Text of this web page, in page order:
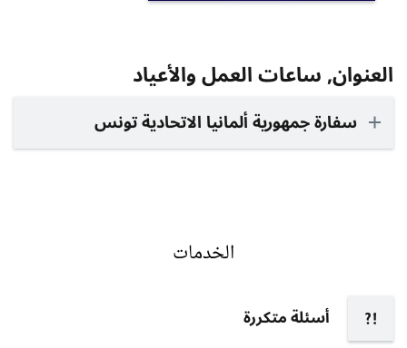
العنوان, ساعات العمل والأعياد
سفارة جمهورية ألمانيا الاتحادية تونس
الخدمات
أسئلة متكررة